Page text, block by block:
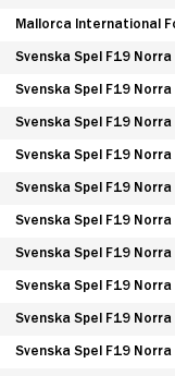
Mallorca International
Svenska Spel F19 Norra
Svenska Spel F19 Norra
Svenska Spel F19 Norra
Svenska Spel F19 Norra
Svenska Spel F19 Norra
Svenska Spel F19 Norra
Svenska Spel F19 Norra
Svenska Spel F19 Norra
Svenska Spel F19 Norra
Svenska Spel F19 Norra